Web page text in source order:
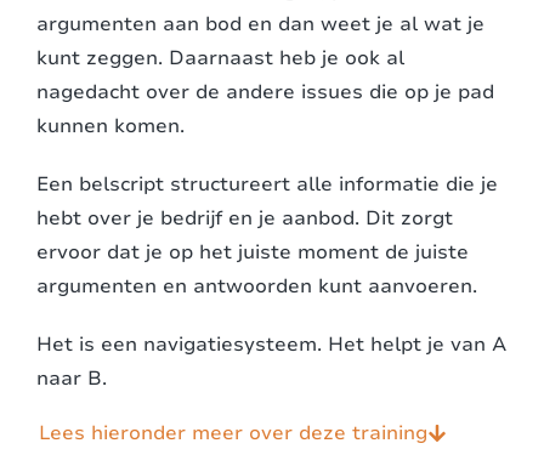
argumenten aan bod en dan weet je al wat je
kunt zeggen. Daarnaast heb je ook al
nagedacht over de andere issues die op je pad
kunnen komen.
Een belscript structureert alle informatie die je
hebt over je bedrijf en je aanbod. Dit zorgt
ervoor dat je op het juiste moment de juiste
argumenten en antwoorden kunt aanvoeren.
Het is een navigatiesysteem. Het helpt je van A
naar B.
Lees hieronder meer over deze training